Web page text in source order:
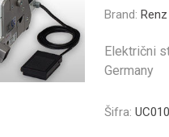
Brand: Renz
Električni
Germany
Šifra: